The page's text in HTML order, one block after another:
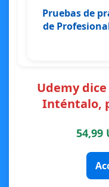
Pruebas de
de
Udemy
Inténtalo,
54,99